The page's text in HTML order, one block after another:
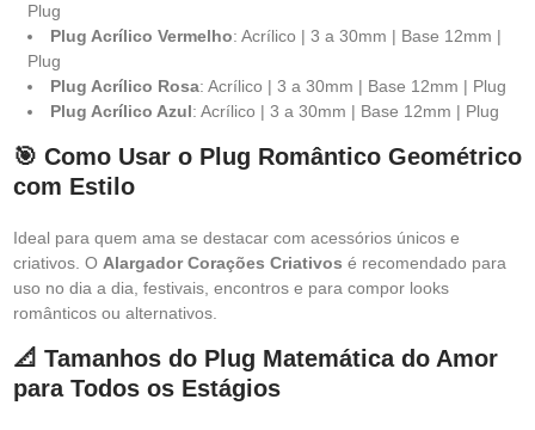
Plug
Plug Acrílico Vermelho: Acrílico | 3 a 30mm | Base 12mm |
Plug
Plug Acrílico Rosa: Acrílico | 3 a 30mm | Base 12mm | Plug
Plug Acrílico Azul: Acrílico | 3 a 30mm | Base 12mm | Plug
🎯 Como Usar o Plug Romântico Geométrico
com Estilo
Ideal para quem ama se destacar com acessórios únicos e
criativos. O Alargador Corações Criativos é recomendado para
uso no dia a dia, festivais, encontros e para compor looks
românticos ou alternativos.
📐 Tamanhos do Plug Matemática do Amor
para Todos os Estágios